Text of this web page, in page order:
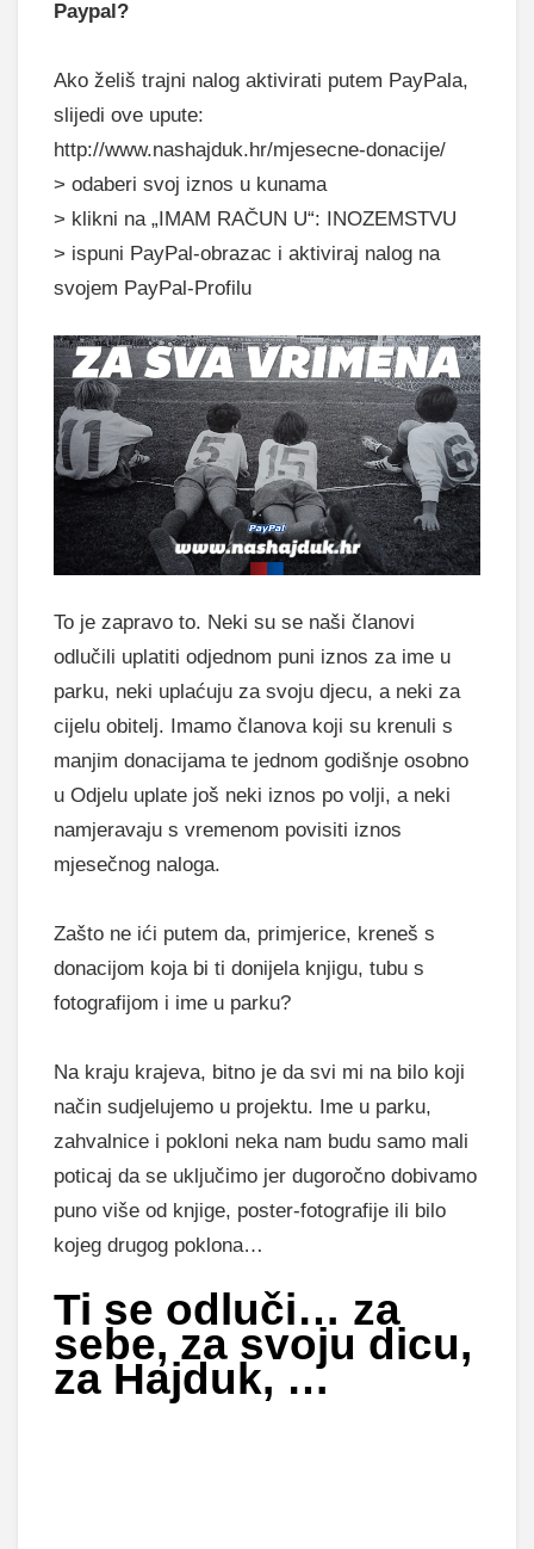
Paypal?
Ako želiš trajni nalog aktivirati putem PayPala,
slijedi ove upute:
http://www.nashajduk.hr/mjesecne-donacije/
> odaberi svoj iznos u kunama
> klikni na „IMAM RAČUN U“: INOZEMSTVU
> ispuni PayPal-obrazac i aktiviraj nalog na
svojem PayPal-Profilu
To je zapravo to. Neki su se naši članovi
odlučili uplatiti odjednom puni iznos za ime u
parku, neki uplaćuju za svoju djecu, a neki za
cijelu obitelj. Imamo članova koji su krenuli s
manjim donacijama te jednom godišnje osobno
u Odjelu uplate još neki iznos po volji, a neki
namjeravaju s vremenom povisiti iznos
mjesečnog naloga.
Zašto ne ići putem da, primjerice, kreneš s
donacijom koja bi ti donijela knjigu, tubu s
fotografijom i ime u parku?
Na kraju krajeva, bitno je da svi mi na bilo koji
način sudjelujemo u projektu. Ime u parku,
zahvalnice i pokloni neka nam budu samo mali
poticaj da se uključimo jer dugoročno dobivamo
puno više od knjige, poster-fotografije ili bilo
kojeg drugog poklona…
Ti se odluči… za
sebe, za svoju dicu,
za Hajduk, …